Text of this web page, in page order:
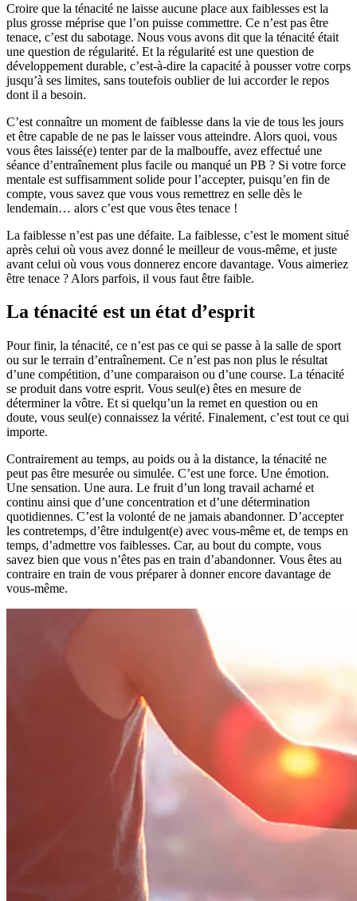
Croire que la ténacité ne laisse aucune place aux faiblesses est la
plus grosse méprise que l’on puisse commettre. Ce n’est pas être
tenace, c’est du sabotage. Nous vous avons dit que la ténacité était
une question de régularité. Et la régularité est une question de
développement durable, c’est-à-dire la capacité à pousser votre corps
jusqu’à ses limites, sans toutefois oublier de lui accorder le repos
dont il a besoin.
C’est connaître un moment de faiblesse dans la vie de tous les jours
et être capable de ne pas le laisser vous atteindre. Alors quoi, vous
vous êtes laissé(e) tenter par de la malbouffe, avez effectué une
séance d’entraînement plus facile ou manqué un PB ? Si votre force
mentale est suffisamment solide pour l’accepter, puisqu’en fin de
compte, vous savez que vous vous remettrez en selle dès le
lendemain… alors c’est que vous êtes tenace !
La faiblesse n’est pas une défaite. La faiblesse, c’est le moment situé
après celui où vous avez donné le meilleur de vous-même, et juste
avant celui où vous vous donnerez encore davantage. Vous aimeriez
être tenace ? Alors parfois, il vous faut être faible.
La ténacité est un état d’esprit
Pour finir, la ténacité, ce n’est pas ce qui se passe à la salle de sport
ou sur le terrain d’entraînement. Ce n’est pas non plus le résultat
d’une compétition, d’une comparaison ou d’une course. La ténacité
se produit dans votre esprit. Vous seul(e) êtes en mesure de
déterminer la vôtre. Et si quelqu’un la remet en question ou en
doute, vous seul(e) connaissez la vérité. Finalement, c’est tout ce qui
importe.
Contrairement au temps, au poids ou à la distance, la ténacité ne
peut pas être mesurée ou simulée. C’est une force. Une émotion.
Une sensation. Une aura. Le fruit d’un long travail acharné et
continu ainsi que d’une concentration et d’une détermination
quotidiennes. C’est la volonté de ne jamais abandonner. D’accepter
les contretemps, d’être indulgent(e) avec vous-même et, de temps en
temps, d’admettre vos faiblesses. Car, au bout du compte, vous
savez bien que vous n’êtes pas en train d’abandonner. Vous êtes au
contraire en train de vous préparer à donner encore davantage de
vous-même.